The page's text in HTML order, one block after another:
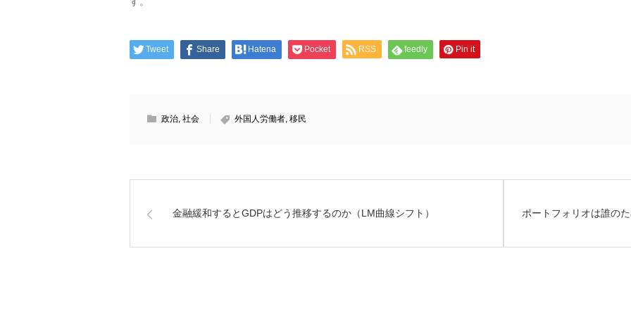
Tweet Share Hatena Pocket RSS feedly Pin it
政治, 社会 外国人労働者, 移民
金融緩和するとGDPはどう推移するのか（LM曲線シフト） ポートフォリオは誰の